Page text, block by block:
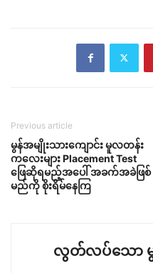
Previous article
မွန်အမျိုးသားကျောင်း မူလတန်း
ကလေးများ Placement Test
ဖြေဆိုရမည့်အပေါ် အခက်အခဲဖြစ်
မည်ကို စိုးရိမ်နေကြ
လွတ်လပ်သော မွ